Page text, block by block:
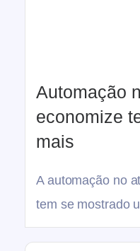
Automação
economize
mais
A automação no
tem se mostrado